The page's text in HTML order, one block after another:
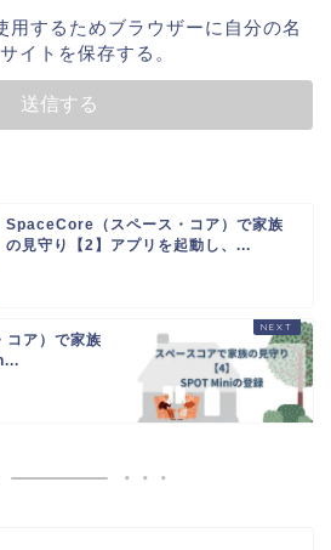
用するためブラウザーに自分の名
イトを保存する。
SpaceCore（スペース・コア）で家族
の見守り【2】アプリを起動し、...
ア）で家族